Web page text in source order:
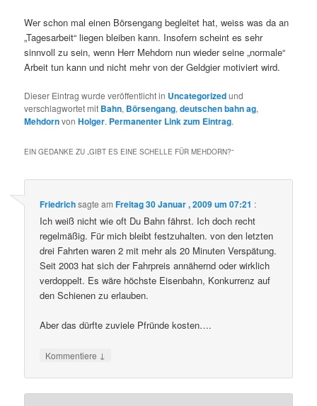
Wer schon mal einen Börsengang begleitet hat, weiss was da an
„Tagesarbeit“ liegen bleiben kann. Insofern scheint es sehr
sinnvoll zu sein, wenn Herr Mehdorn nun wieder seine „normale“
Arbeit tun kann und nicht mehr von der Geldgier motiviert wird.
Dieser Eintrag wurde veröffentlicht in Uncategorizedund
verschlagwortet mit Bahn, Börsengang,deutschen bahn ag,
MehdornvonHolger. Permanenter Link zum Eintrag.
EIN GEDANKE ZU „GIBT ES EINE SCHELLE FÜR MEHDORN?“
Friedrichsagte amFreitag 30 Januar , 2009 um 07:21 :
Ich weiß nicht wie oft Du Bahn fährst. Ich doch recht
regelmäßig. Für mich bleibt festzuhalten. von den letzten
drei Fahrten waren 2 mit mehr als 20 Minuten Verspätung.
Seit 2003 hat sich der Fahrpreis annähernd oder wirklich
verdoppelt. Es wäre höchste Eisenbahn, Konkurrenz auf
den Schienen zu erlauben.
Aber das dürfte zuviele Pfründe kosten….
Kommentiere ↓